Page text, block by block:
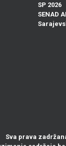
SP 2026
SENAD
Sva prava